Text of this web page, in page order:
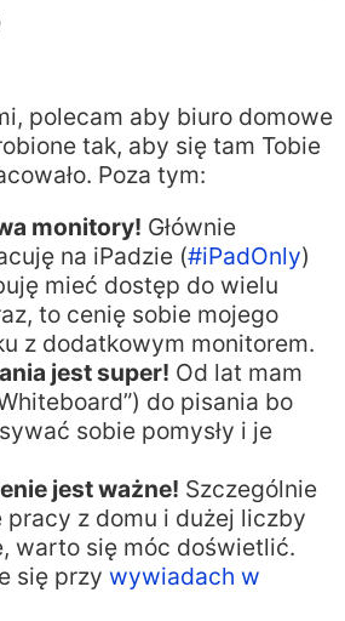
polecam aby biuro domowe
tak, aby się tam Tobie
Poza tym:
monitory! Głównie
na iPadzie (#iPadOnly)
mieć dostęp do wielu
to cenię sobie mojego
z dodatkowym monitorem.
jest super! Od lat mam
do pisania bo
sobie pomysły i je
jest ważne! Szczególnie
pracy z domu i dużej liczby
warto się móc doświetlić.
się przy wywiadach w